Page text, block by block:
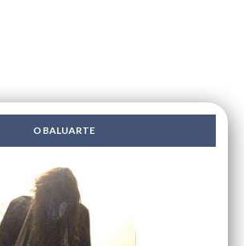
O BALUARTE